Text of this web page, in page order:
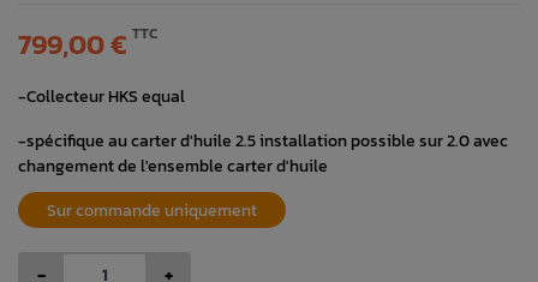
799,00 € TTC
-Collecteur HKS equal
-spécifique au carter d'huile 2.5 installation possible sur 2.0 avec
changement de l'ensemble carter d'huile
Sur commande uniquement
- +